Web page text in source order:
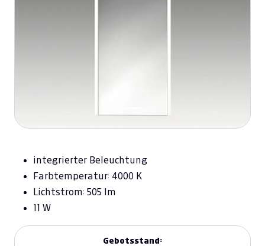
integrierter Beleuchtung
Farbtemperatur: 4000 K
Lichtstrom: 505 lm
11 W
Gebotsstand: